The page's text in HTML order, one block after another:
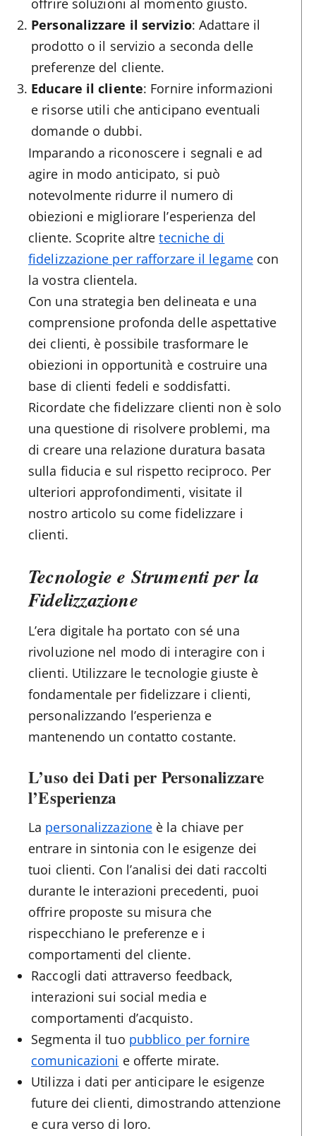
offrire soluzioni al momento giusto.
Personalizzare il servizio: Adattare il
prodotto o il servizio a seconda delle
preferenze del cliente.
Educare il cliente: Fornire informazioni
e risorse utili che anticipano eventuali
domande o dubbi.
Imparando a riconoscere i segnali e ad
agire in modo anticipato, si può
notevolmente ridurre il numero di
obiezioni e migliorare l’esperienza del
cliente. Scoprite altretecniche di
fidelizzazione per rafforzare il legamecon
la vostra clientela.
Con una strategia ben delineata e una
comprensione profonda delle aspettative
dei clienti, è possibile trasformare le
obiezioni in opportunità e costruire una
base di clienti fedeli e soddisfatti.
Ricordate che fidelizzare clienti non è solo
una questione di risolvere problemi, ma
di creare una relazione duratura basata
sulla fiducia e sul rispetto reciproco. Per
ulteriori approfondimenti, visitate il
nostro articolo su come fidelizzare i
clienti.
Tecnologie e Strumenti per la
Fidelizzazione
L’era digitale ha portato con sé una
rivoluzione nel modo di interagire con i
clienti. Utilizzare le tecnologie giuste è
fondamentale per fidelizzare i clienti,
personalizzando l’esperienza e
mantenendo un contatto costante.
L’uso dei Dati per Personalizzare
l’Esperienza
La personalizzazione è la chiave per
entrare in sintonia con le esigenze dei
tuoi clienti. Con l’analisi dei dati raccolti
durante le interazioni precedenti, puoi
offrire proposte su misura che
rispecchiano le preferenze e i
comportamenti del cliente.
Raccogli dati attraverso feedback,
interazioni sui social media e
comportamenti d’acquisto.
Segmenta il tuo pubblico per fornire
comunicazioni e offerte mirate.
Utilizza i dati per anticipare le esigenze
future dei clienti, dimostrando attenzione
e cura verso di loro.